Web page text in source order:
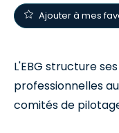
Ajouter à mes
L'EBG structure
professionnelles
comités de